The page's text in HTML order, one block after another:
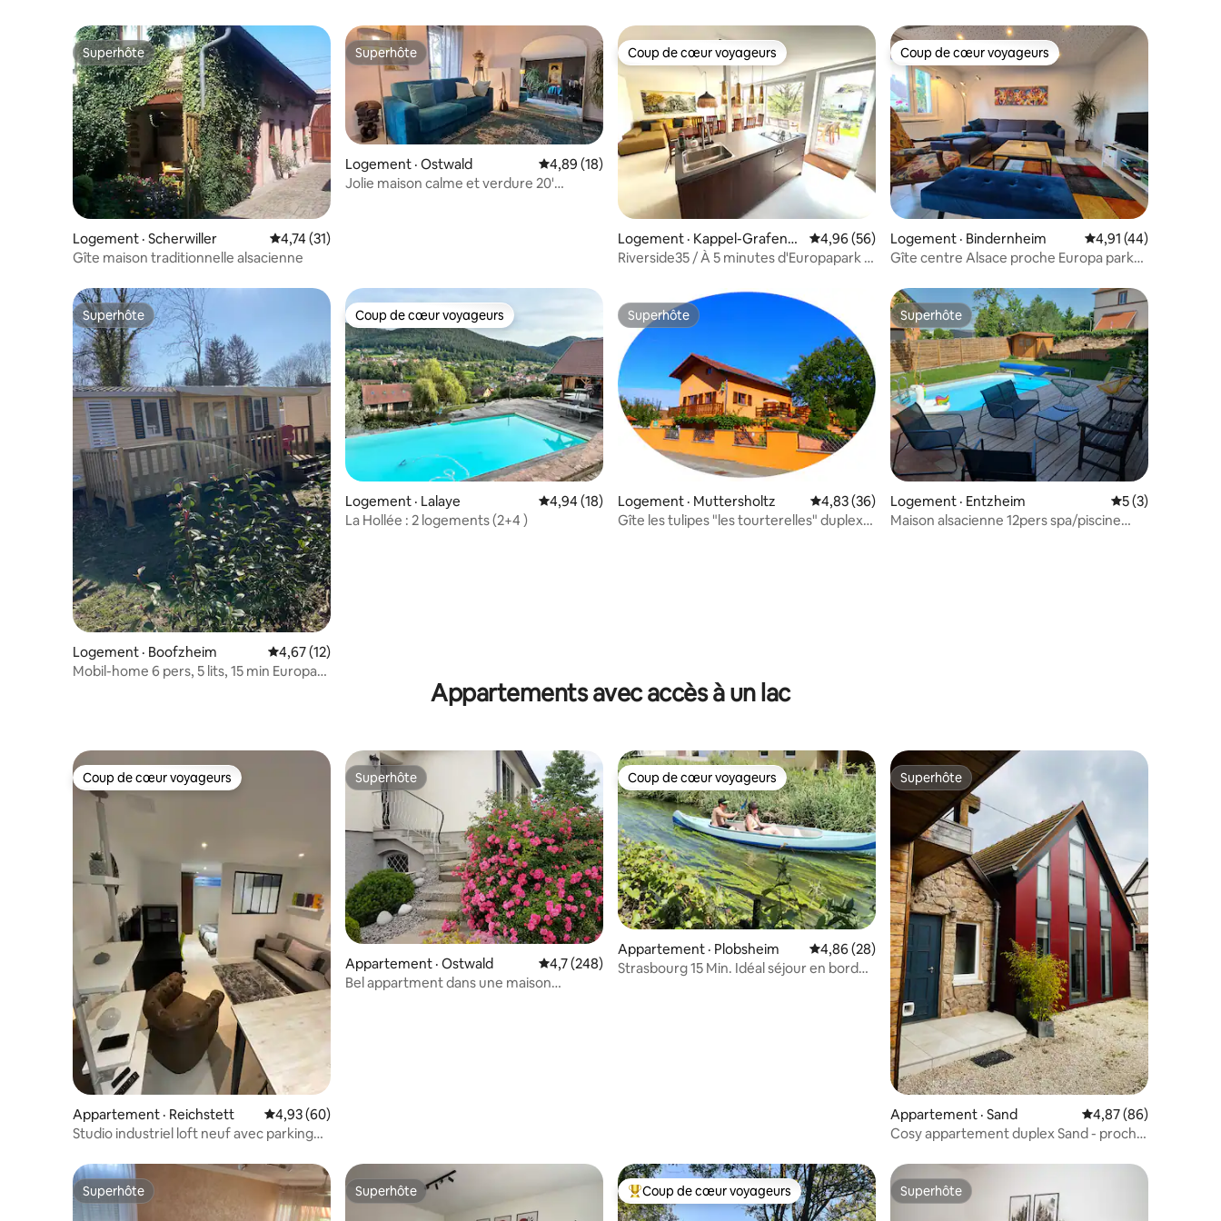
Superhôte
Superhôte
Logement · Scherwiller Note moyenne de 4,74 sur 5, 31 commentaires
4,74 (31)
Gîte maison traditionnelle alsacienne
Superhôte
Superhôte
Logement · Ostwald Note moyenne de 4,89 sur 5, 18 commentaires
4,89 (18)
Jolie maison calme et verdure 20'
Coup de cœur voyageurs
Coup de cœur voyageurs
Logement · Kappel-Grafenh
ausen
Note moyenne de 4,96 sur 5, 56 commentaires
4,96 (56)
Riverside35 / À 5 minutes d'Europapark /
Coup de cœur voyageurs
Coup de cœur voyageurs
Logement · Bindernheim Note moyenne de
4,91 (44)
Gîte centre Alsace proche Europa park/
Superhôte
Superhôte
Logement · Boofzheim Note moyenne de 4,67 sur 5, 12 commentaires
4,67 (12)
Mobil-home 6 pers, 5 lits, 15 min Europa-
Coup de cœur voyageurs
Coup de cœur voyageurs
Logement · Lalaye Note moyenne de 4,94 sur 5, 18 commentaires
4,94 (18)
La Hollée : 2 logements (2+4 )
Superhôte
Superhôte
Logement · Muttersholtz Note moyenne de 4,83 sur 5, 36 commentaires
4,83 (36)
Gîte les tulipes "les tourterelles" duplex
Superhôte
Superhôte
Logement · Entzheim Note moyenne
5 (3)
Maison alsacienne 12pers spa/piscine
Appartements avec accès à un lac
Coup de cœur voyageurs
Coup de cœur voyageurs
Appartement · Reichstett Note moyenne de 4,93 sur 5, 60 commentaires
4,93 (60)
Studio industriel loft neuf avec parking
Superhôte
Superhôte
Appartement · Ostwald Note moyenne de 4,7 sur 5, 248 commentaires
4,7 (248)
Bel appartment dans une maison
Coup de cœur voyageurs
Coup de cœur voyageurs
Appartement · Plobsheim Note moyenne de 4,86 sur 5, 28 commentaires
4,86 (28)
Strasbourg 15 Min. Idéal séjour en bord
Superhôte
Superhôte
Appartement · Sand Note moyenne de
4,87 (86)
Cosy appartement duplex Sand - proche
Superhôte
Superhôte Superhôte
Superhôte Coup de cœur voyageurs parmi les plus aimés
Coup de cœur voyageurs Superhôte
Superhôte